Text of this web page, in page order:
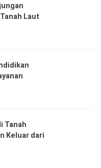
Laut
Tanah
Keluar dari